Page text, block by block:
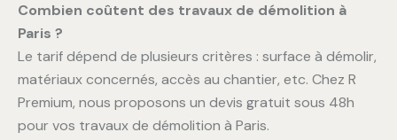
Combien coûtent des travaux de démolition à
Paris ?
Le tarif dépend de plusieurs critères : surface à démolir,
matériaux concernés, accès au chantier, etc. Chez R
Premium, nous proposons un devis gratuit sous 48h
pour vos travaux de démolition à Paris.